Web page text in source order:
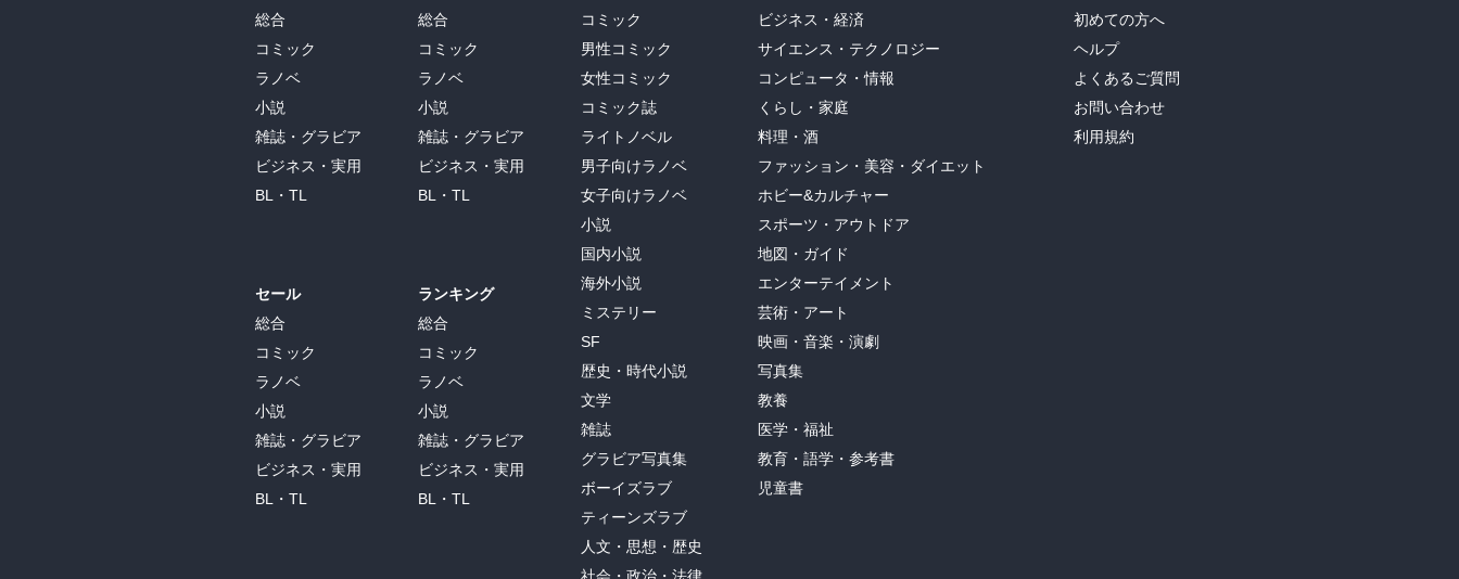
総合
コミック
ラノベ
小説
雑誌・グラビア
ビジネス・実用
BL・TL
セール
総合
コミック
ラノベ
小説
雑誌・グラビア
ビジネス・実用
BL・TL
総合
コミック
ラノベ
小説
雑誌・グラビア
ビジネス・実用
BL・TL
ランキング
総合
コミック
ラノベ
小説
雑誌・グラビア
ビジネス・実用
BL・TL
コミック
男性コミック
女性コミック
コミック誌
ライトノベル
男子向けラノベ
女子向けラノベ
小説
国内小説
海外小説
ミステリー
SF
歴史・時代小説
文学
雑誌
グラビア写真集
ボーイズラブ
ティーンズラブ
人文・思想・歴史
ビジネス・経済
サイエンス・テクノロジー
コンピュータ・情報
くらし・家庭
料理・酒
ファッション・美容・ダイエット
ホビー&カルチャー
スポーツ・アウトドア
地図・ガイド
エンターテイメント
芸術・アート
映画・音楽・演劇
写真集
教養
医学・福祉
教育・語学・参考書
児童書
初めての方へ
ヘルプ
よくあるご質問
お問い合わせ
利用規約